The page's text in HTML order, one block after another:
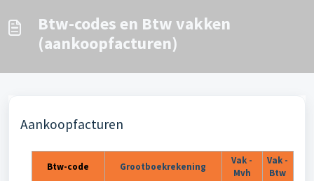
Btw-codes en Btw vakken
(aankoopfacturen)
Aankoopfacturen
Btw-code Grootboekrekening
Vak -
Mvh
Vak -
Btw